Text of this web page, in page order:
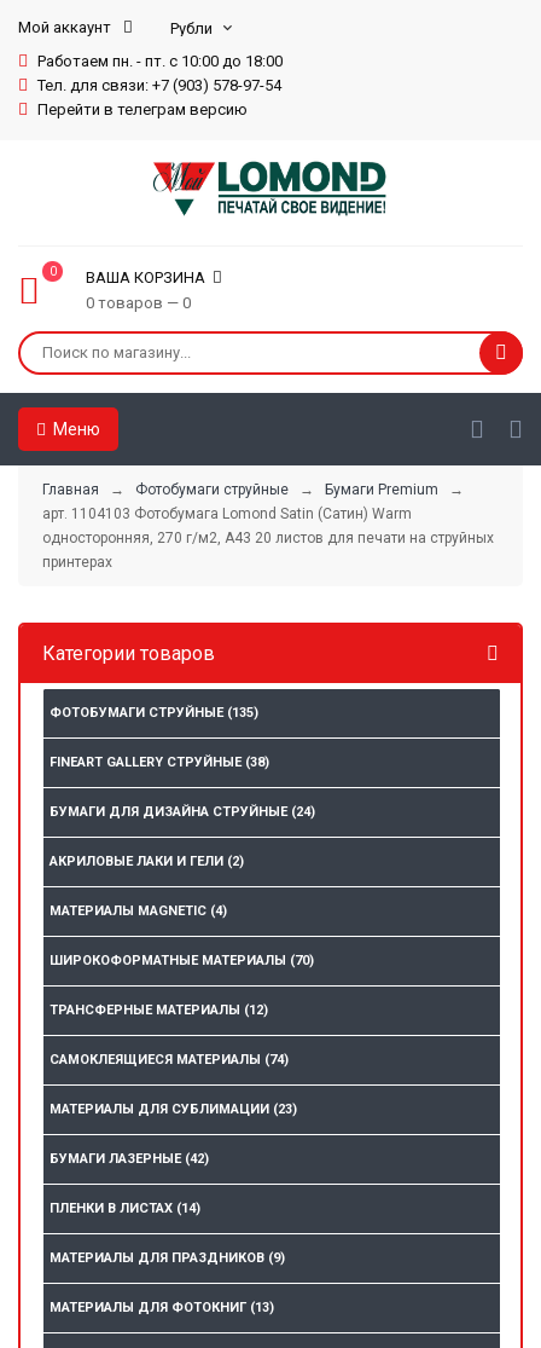
Мой аккаунт
Работаем пн. - пт. с 10:00 до 18:00
Тел. для связи: +7 (903) 578-97-54
Перейти в телеграм версию
0
ВАША КОРЗИНА
0 товаров — 0
Меню
Главная → Фотобумаги струйные → Бумаги Premium
→
арт. 1104103 Фотобумага Lomond Satin (Сатин) Warm
односторонняя, 270 г/м2, А43 20 листов для печати на струйных
принтерах
Категории товаров
ФОТОБУМАГИ СТРУЙНЫЕ (135)
FINEART GALLERY СТРУЙНЫЕ (38)
БУМАГИ ДЛЯ ДИЗАЙНА СТРУЙНЫЕ (24)
АКРИЛОВЫЕ ЛАКИ И ГЕЛИ (2)
МАТЕРИАЛЫ MAGNETIC (4)
ШИРОКОФОРМАТНЫЕ МАТЕРИАЛЫ (70)
ТРАНСФЕРНЫЕ МАТЕРИАЛЫ (12)
САМОКЛЕЯЩИЕСЯ МАТЕРИАЛЫ (74)
МАТЕРИАЛЫ ДЛЯ СУБЛИМАЦИИ (23)
БУМАГИ ЛАЗЕРНЫЕ (42)
ПЛЕНКИ В ЛИСТАХ (14)
МАТЕРИАЛЫ ДЛЯ ПРАЗДНИКОВ (9)
МАТЕРИАЛЫ ДЛЯ ФОТОКНИГ (13)